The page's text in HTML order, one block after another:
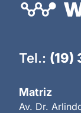
Tel.: (19)
Matriz
Av. Dr.